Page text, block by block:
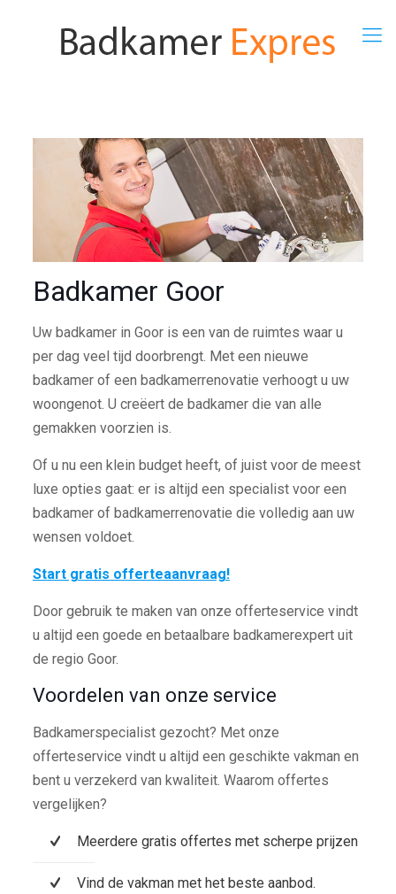
Badkamer Goor
Uw badkamer in Goor is een van de ruimtes waar u
per dag veel tijd doorbrengt. Met een nieuwe
badkamer of een badkamerrenovatie verhoogt u uw
woongenot. U creëert de badkamer die van alle
gemakken voorzien is.
Of u nu een klein budget heeft, of juist voor de meest
luxe opties gaat: er is altijd een specialist voor een
badkamer of badkamerrenovatie die volledig aan uw
wensen voldoet.
Start gratis offerteaanvraag!
Door gebruik te maken van onze offerteservice vindt
u altijd een goede en betaalbare badkamerexpert uit
de regio Goor.
Voordelen van onze service
Badkamerspecialist gezocht? Met onze
offerteservice vindt u altijd een geschikte vakman en
bent u verzekerd van kwaliteit. Waarom offertes
vergelijken?
Meerdere gratis offertes met scherpe prijzen
Vind de vakman met het beste aanbod.